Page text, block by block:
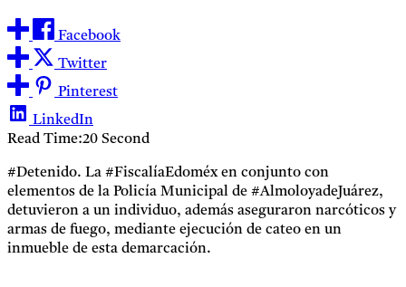
Facebook
Twitter
Pinterest
LinkedIn
Read Time:20 Second
#Detenido. La #FiscalíaEdoméx en conjunto con
elementos de la Policía Municipal de #AlmoloyadeJuárez,
detuvieron a un individuo, además aseguraron narcóticos y
armas de fuego, mediante ejecución de cateo en un
inmueble de esta demarcación.